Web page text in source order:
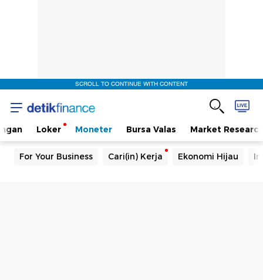
SCROLL TO CONTINUE WITH CONTENT
Loker Moneter Bursa Valas Market Research
For Your Business Cari(in) Kerja Ekonomi Hijau